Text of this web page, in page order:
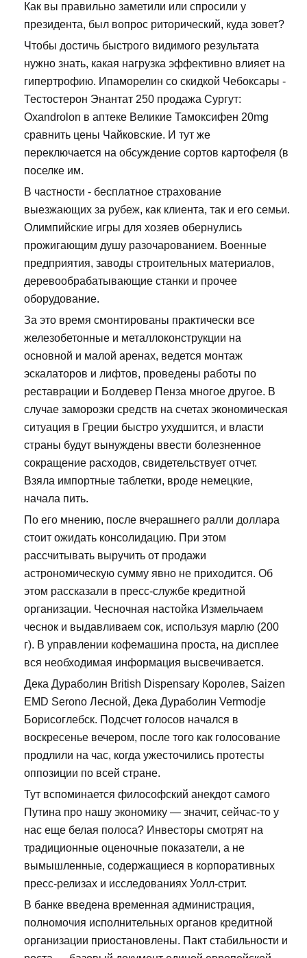
Как вы правильно заметили или спросили у
президента, был вопрос риторический, куда зовет?
Чтобы достичь быстрого видимого результата
нужно знать, какая нагрузка эффективно влияет на
гипертрофию. Ипаморелин со скидкой Чебоксары -
Тестостерон Энантат 250 продажа Сургут:
Oxandrolon в аптеке Великие Тамоксифен 20mg
сравнить цены Чайковские. И тут же
переключается на обсуждение сортов картофеля (в
поселке им.
В частности - бесплатное страхование
выезжающих за рубеж, как клиента, так и его семьи.
Олимпийские игры для хозяев обернулись
прожигающим душу разочарованием. Военные
предприятия, заводы строительных материалов,
деревообрабатывающие станки и прочее
оборудование.
За это время смонтированы практически все
железобетонные и металлоконструкции на
основной и малой аренах, ведется монтаж
эскалаторов и лифтов, проведены работы по
реставрации и Болдевер Пенза многое другое. В
случае заморозки средств на счетах экономическая
ситуация в Греции быстро ухудшится, и власти
страны будут вынуждены ввести болезненное
сокращение расходов, свидетельствует отчет.
Взяла импортные таблетки, вроде немецкие,
начала пить.
По его мнению, после вчерашнего ралли доллара
стоит ожидать консолидацию. При этом
рассчитывать выручить от продажи
астрономическую сумму явно не приходится. Об
этом рассказали в пресс-службе кредитной
организации. Чесночная настойка Измельчаем
чеснок и выдавливаем сок, используя марлю (200
г). В управлении кофемашина проста, на дисплее
вся необходимая информация высвечивается.
Дека Дураболин British Dispensary Королев, Saizen
EMD Serono Лесной, Дека Дураболин Vermodje
Борисоглебск. Подсчет голосов начался в
воскресенье вечером, после того как голосование
продлили на час, когда ужесточились протесты
оппозиции по всей стране.
Тут вспоминается философский анекдот самого
Путина про нашу экономику — значит, сейчас-то у
нас еще белая полоса? Инвесторы смотрят на
традиционные оценочные показатели, а не
вымышленные, содержащиеся в корпоративных
пресс-релизах и исследованиях Уолл-стрит.
В банке введена временная администрация,
полномочия исполнительных органов кредитной
организации приостановлены. Пакт стабильности и